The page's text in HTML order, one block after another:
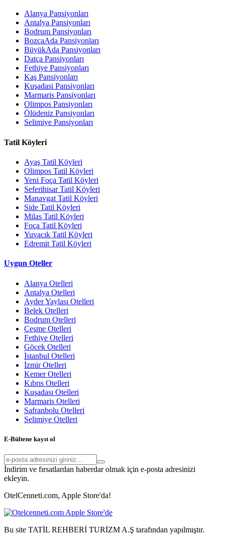
Alanya Pansiyonları
Antalya Pansiyonları
Bodrum Pansiyonları
BozcaAda Pansiyonları
BüyükAda Pansiyonları
Datça Pansiyonları
Fethiye Pansiyonları
Kaş Pansiyonları
Kuşadasi Pansiyonları
Marmaris Pansiyonları
Olimpos Pansiyonları
Ölüdeniz Pansiyonları
Selimiye Pansiyonları
Tatil Köyleri
Ayaş Tatil Köyleri
Olimpos Tatil Köyleri
Yeni Foça Tatil Köyleri
Seferihisar Tatil Köyleri
Manavgat Tatil Köyleri
Side Tatil Köyleri
Milas Tatil Köyleri
Foça Tatil Köyleri
Yuvacık Tatil Köyleri
Edremit Tatil Köyleri
Uygun Oteller
Alanya Otelleri
Antalya Otelleri
Ayder Yaylası Otelleri
Belek Otelleri
Bodrum Otelleri
Çeşme Otelleri
Fethiye Otelleri
Göcek Otelleri
İstanbul Otelleri
İzmir Otelleri
Kemer Otelleri
Kıbrıs Otelleri
Kuşadası Otelleri
Marmaris Otelleri
Safranbolu Otelleri
Selimiye Otelleri
E-Bültene kayıt ol
İndirim ve fırsatlardan haberdar olmak için e-posta adresinizi
ekleyin.
OtelCenneti.com, Apple Store'da!
Bu site TATİL REHBERİ TURİZM A.Ş tarafından yapılmıştır.